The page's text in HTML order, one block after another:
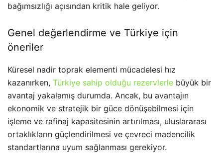
bağımsızlığı açısından kritik hale geliyor.
Genel değerlendirme ve Türkiye için
öneriler
Küresel nadir toprak elementi mücadelesi hız
kazanırken, Türkiye sahip olduğu rezervlerle büyük bir
avantaj yakalamış durumda. Ancak, bu avantajın
ekonomik ve stratejik bir güce dönüşebilmesi için
işleme ve rafinaj kapasitesinin artırılması, uluslararası
ortaklıkların güçlendirilmesi ve çevreci madencilik
standartlarına uyum sağlanması gerekiyor.